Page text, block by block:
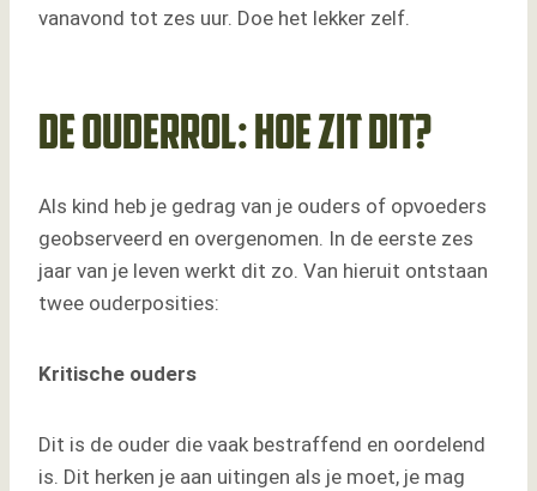
vanavond tot zes uur. Doe het lekker zelf.
De ouderrol: hoe zit dit?
Als kind heb je gedrag van je ouders of opvoeders
geobserveerd en overgenomen. In de eerste zes
jaar van je leven werkt dit zo. Van hieruit ontstaan
twee ouderposities:
Kritische ouders
Dit is de ouder die vaak bestraffend en oordelend
is. Dit herken je aan uitingen als je moet, je mag